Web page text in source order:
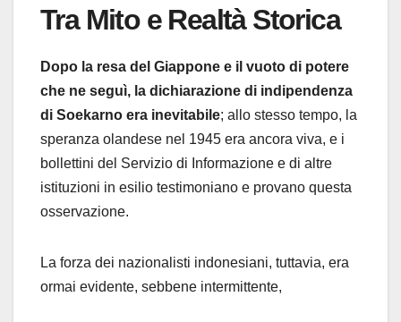
Tra Mito e Realtà Storica
Dopo la resa del Giappone e il vuoto di potere
che ne seguì, la dichiarazione di indipendenza
di Soekarno era inevitabile; allo stesso tempo, la
speranza olandese nel 1945 era ancora viva, e i
bollettini del Servizio di Informazione e di altre
istituzioni in esilio testimoniano e provano questa
osservazione.
La forza dei nazionalisti indonesiani, tuttavia, era
ormai evidente, sebbene intermittente,